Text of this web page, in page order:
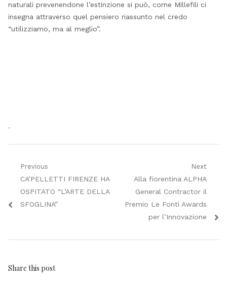
naturali prevenendone l’estinzione si può, come Millefili ci
insegna attraverso quel pensiero riassunto nel credo
“utilizziamo, ma al meglio”.
.
Navigazione
articoli
Previous
Previous
post:
CA’PELLETTI FIRENZE HA
OSPITATO “L’ARTE DELLA
SFOGLINA”
Next
Next
post:
Alla fiorentina ALPHA
General Contractor il
Premio Le Fonti Awards
per l’Innovazione
Share this post